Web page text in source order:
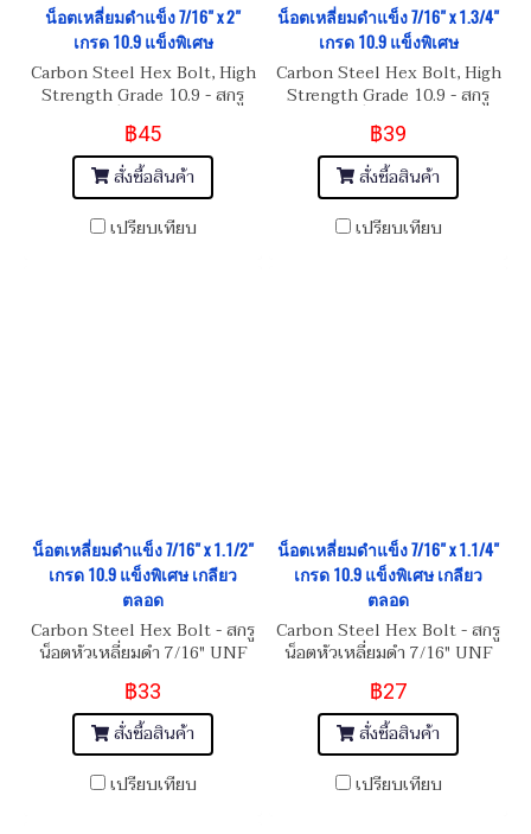
น็อตเหลี่ยมดำแข็ง 7/16" x 2"
เกรด 10.9 แข็งพิเศษ
Carbon Steel Hex Bolt, High
Strength Grade 10.9 - สกรู
น็อตหัวเหลี่ยมดำ 7/16" UNF
20
฿45
สั่งซื้อสินค้า
เปรียบเทียบ
น็อตเหลี่ยมดำแข็ง 7/16" x 1.3/4"
เกรด 10.9 แข็งพิเศษ
Carbon Steel Hex Bolt, High
Strength Grade 10.9 - สกรู
น็อตหัวเหลี่ยมดำ 7/16" UNF
20
฿39
สั่งซื้อสินค้า
เปรียบเทียบ
น็อตเหลี่ยมดำแข็ง 7/16" x 1.1/2"
เกรด 10.9 แข็งพิเศษ เกลียว
ตลอด
Carbon Steel Hex Bolt - สกรู
น็อตหัวเหลี่ยมดำ 7/16" UNF
฿33
สั่งซื้อสินค้า
เปรียบเทียบ
น็อตเหลี่ยมดำแข็ง 7/16" x 1.1/4"
เกรด 10.9 แข็งพิเศษ เกลียว
ตลอด
Carbon Steel Hex Bolt - สกรู
น็อตหัวเหลี่ยมดำ 7/16" UNF
฿27
สั่งซื้อสินค้า
เปรียบเทียบ